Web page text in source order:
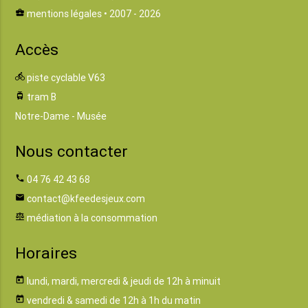
business_center mentions légales • 2007 - 2026
Accès
directions_bike piste cyclable V63
tram tram B
Notre-Dame - Musée
Nous contacter
phone 04 76 42 43 68
email contact@kfeedesjeux.com
balance médiation à la consommation
Horaires
today lundi, mardi, mercredi & jeudi de 12h à minuit
today vendredi & samedi de 12h à 1h du matin